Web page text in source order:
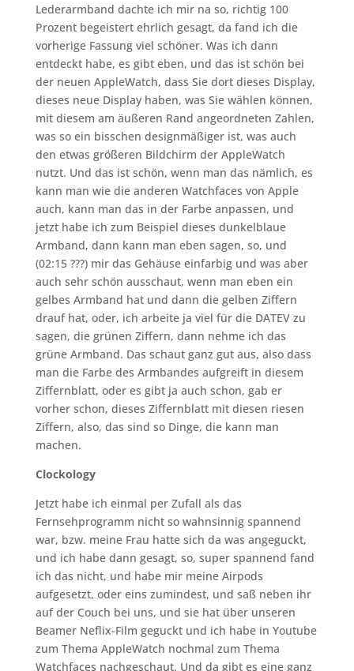
Lederarmband dachte ich mir na so, richtig 100
Prozent begeistert ehrlich gesagt, da fand ich die
vorherige Fassung viel schöner. Was ich dann
entdeckt habe, es gibt eben, und das ist schön bei
der neuen AppleWatch, dass Sie dort dieses Display,
dieses neue Display haben, was Sie wählen können,
mit diesem am äußeren Rand angeordneten Zahlen,
was so ein bisschen designmäßiger ist, was auch
den etwas größeren Bildchirm der AppleWatch
nutzt. Und das ist schön, wenn man das nämlich, es
kann man wie die anderen Watchfaces von Apple
auch, kann man das in der Farbe anpassen, und
jetzt habe ich zum Beispiel dieses dunkelblaue
Armband, dann kann man eben sagen, so, und
(02:15 ???) mir das Gehäuse einfarbig und was aber
auch sehr schön ausschaut, wenn man eben ein
gelbes Armband hat und dann die gelben Ziffern
drauf hat, oder, ich arbeite ja viel für die DATEV zu
sagen, die grünen Ziffern, dann nehme ich das
grüne Armband. Das schaut ganz gut aus, also dass
man die Farbe des Armbandes aufgreift in diesem
Ziffernblatt, oder es gibt ja auch schon, gab er
vorher schon, dieses Ziffernblatt mit diesen riesen
Ziffern, also, das sind so Dinge, die kann man
machen.
Clockology
Jetzt habe ich einmal per Zufall als das
Fernsehprogramm nicht so wahnsinnig spannend
war, bzw. meine Frau hatte sich da was angeguckt,
und ich habe dann gesagt, so, super spannend fand
ich das nicht, und habe mir meine Airpods
aufgesetzt, oder eins zumindest, und saß neben ihr
auf der Couch bei uns, und sie hat über unseren
Beamer Neflix-Film geguckt und ich habe in Youtube
zum Thema AppleWatch nochmal zum Thema
Watchfaces nachgeschaut. Und da gibt es eine ganz